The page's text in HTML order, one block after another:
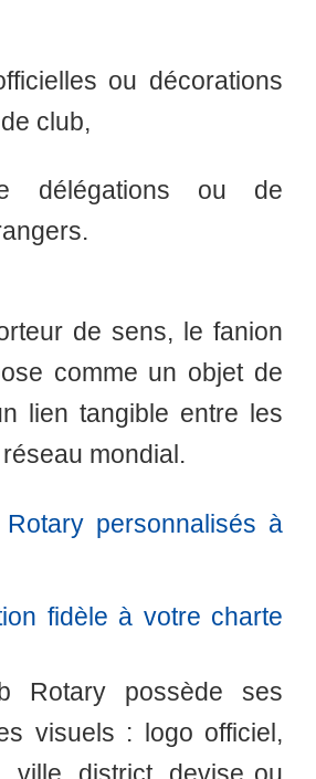
ou décorations
club,
délégations ou de
.
de sens, le fanion
comme un objet de
lien tangible entre les
mondial.
personnalisés à
fidèle à votre charte
Rotary possède ses
visuels : logo officiel,